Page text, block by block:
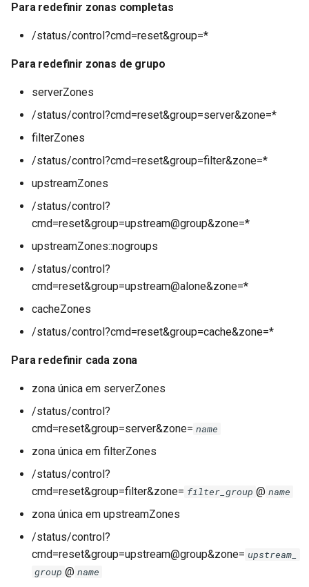
Para redefinir zonas completas
/status/control?cmd=reset&group=*
Para redefinir zonas de grupo
serverZones
/status/control?cmd=reset&group=server&zone=*
filterZones
/status/control?cmd=reset&group=filter&zone=*
upstreamZones
/status/control?
cmd=reset&group=upstream@group&zone=*
upstreamZones::nogroups
/status/control?
cmd=reset&group=upstream@alone&zone=*
cacheZones
/status/control?cmd=reset&group=cache&zone=*
Para redefinir cada zona
zona única em serverZones
/status/control?
cmd=reset&group=server&zone= name
zona única em filterZones
/status/control?
cmd=reset&group=filter&zone= filter_group @ name
zona única em upstreamZones
/status/control?
cmd=reset&group=upstream@group&zone= upstream_
group @ name